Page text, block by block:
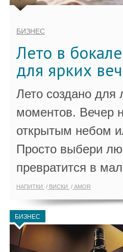
БИЗНЕС
Лето в
для ярких
Лето создано для
моментов. Вечер
открытым небом
Просто выбери
превратится в
НАПИТКИ ВИСКИ AMOR
БИЗНЕС